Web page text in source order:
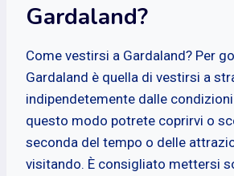
Gardaland?
Come vestirsi a Gardaland? Per
Gardaland è quella di vestirsi a
indipendetemente dalle
questo modo potrete coprirvi o
seconda del tempo o delle
visitando. È consigliato mettersi